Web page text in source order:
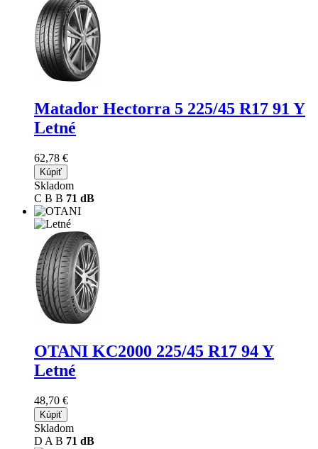
Matador Hectorra 5 225/45 R17 91 Y
Letné
62,78 €
Kúpiť
Skladom
C B B 71 dB
OTANI KC2000 225/45 R17 94 Y
Letné
48,70 €
Kúpiť
Skladom
D A B 71 dB